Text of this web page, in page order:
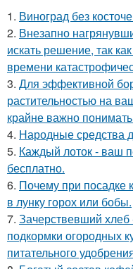
1. Виноград без
2. Внезапно
искать решение, так
времени
3. Для эффективной
растительностью на
крайне важно
4. Народные средства
5. Каждый лоток - ваш
бесплатно.
6. Почему при посадке
в лунку горох или бобы.
7. Зачерствевший
подкормки огородных
питательного